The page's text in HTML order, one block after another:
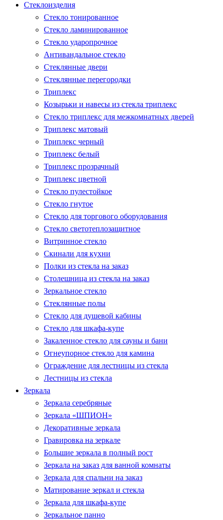
Стеклоизделия
Стекло тонированное
Стекло ламинированное
Стекло ударопрочное
Антивандальное стекло
Стеклянные двери
Стеклянные перегородки
Триплекс
Козырьки и навесы из стекла триплекс
Стекло триплекс для межкомнатных дверей
Триплекс матовый
Триплекс черный
Триплекс белый
Триплекс прозрачный
Триплекс цветной
Стекло пулестойкое
Стекло гнутое
Стекло для торгового оборудования
Стекло светотеплозащитное
Витринное стекло
Скинали для кухни
Полки из стекла на заказ
Столешница из стекла на заказ
Зеркальное стекло
Стеклянные полы
Стекло для душевой кабины
Стекло для шкафа-купе
Закаленное стекло для сауны и бани
Огнеупорное стекло для камина
Ограждение для лестницы из стекла
Лестницы из стекла
Зеркала
Зеркала серебряные
Зеркала «ШПИОН»
Декоративные зеркала
Гравировка на зеркале
Большие зеркала в полный рост
Зеркала на заказ для ванной комнаты
Зеркала для спальни на заказ
Матирование зеркал и стекла
Зеркала для шкафа-купе
Зеркальное панно